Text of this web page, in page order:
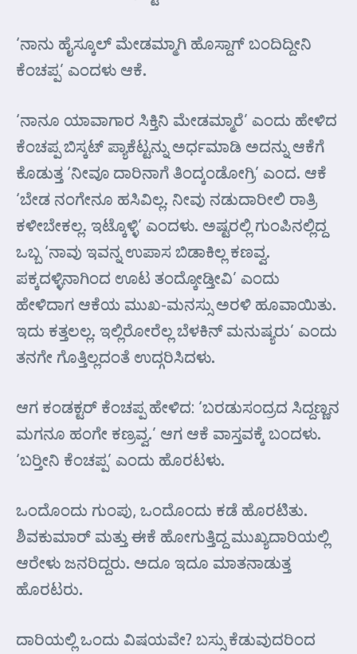
‘ನಾನು ಹೈಸ್ಕೂಲ್ ಮೇಡಮ್ಮಾಗಿ ಹೊಸ್ದಾಗ್ ಬಂದಿದ್ದೀನಿ
ಕೆಂಚಪ್ಪ’ ಎಂದಳು ಆಕೆ.
‘ನಾನೂ ಯಾವಾಗಾರ ಸಿಕ್ತಿನಿ ಮೇಡಮ್ಮಾರೆ’ ಎಂದು ಹೇಳಿದ
ಕೆಂಚಪ್ಪ ಬಿಸ್ಕಟ್ ಪ್ಯಾಕೆಟ್ಟನ್ನು ಅರ್ಧಮಾಡಿ ಅದನ್ನು ಆಕೆಗೆ
ಕೊಡುತ್ತ ‘ನೀವೂ ದಾರಿನಾಗೆ ತಿಂದ್ಕಂಡೋಗ್ರಿ’ ಎಂದ. ಆಕೆ
‘ಬೇಡ ನಂಗೇನೂ ಹಸಿವಿಲ್ಲ. ನೀವು ನಡುದಾರೀಲಿ ರಾತ್ರಿ
ಕಳೀಬೇಕಲ್ಲ. ಇಟ್ಕೊಳ್ಳಿ’ ಎಂದಳು. ಅಷ್ಟರಲ್ಲಿ ಗುಂಪಿನಲ್ಲಿದ್ದ
ಒಬ್ಬ ‘ನಾವು ಇವನ್ನ ಉಪಾಸ ಬಿಡಾಕಿಲ್ಲ ಕಣವ್ವ.
ಪಕ್ಕದಳ್ಳಿನಾಗಿಂದ ಊಟ ತಂದ್ಕೋಡ್ತೀವಿ’ ಎಂದು
ಹೇಳಿದಾಗ ಆಕೆಯ ಮುಖ-ಮನಸ್ಸು ಅರಳಿ ಹೂವಾಯಿತು.
ಇದು ಕತ್ತಲಲ್ಲ. ಇಲ್ಲಿರೋರೆಲ್ಲ ಬೆಳಕಿನ್ ಮನುಷ್ಯರು’ ಎಂದು
ತನಗೇ ಗೊತ್ತಿಲ್ಲದಂತೆ ಉದ್ಗರಿಸಿದಳು.
ಆಗ ಕಂಡಕ್ಟರ್ ಕೆಂಚಪ್ಪ ಹೇಳಿದ: ‘ಬರಡುಸಂದ್ರದ ಸಿದ್ದಣ್ಣನ
ಮಗನೂ ಹಂಗೇ ಕಣ್ರವ್ವ.’ ಆಗ ಆಕೆ ವಾಸ್ತವಕ್ಕೆ ಬಂದಳು.
‘ಬರ್‍ತೀನಿ ಕೆಂಚಪ್ಪ’ ಎಂದು ಹೊರಟಳು.
ಒಂದೊಂದು ಗುಂಪು, ಒಂದೊಂದು ಕಡೆ ಹೊರಟಿತು.
ಶಿವಕುಮಾರ್‌ ಮತ್ತು ಈಕೆ ಹೋಗುತ್ತಿದ್ದ ಮುಖ್ಯದಾರಿಯಲ್ಲಿ
ಆರೇಳು ಜನರಿದ್ದರು. ಅದೂ ಇದೂ ಮಾತನಾಡುತ್ತ
ಹೊರಟರು.
ದಾರಿಯಲ್ಲಿ ಒಂದು ವಿಷಯವೇ? ಬಸ್ಸು ಕೆಡುವುದರಿಂದ